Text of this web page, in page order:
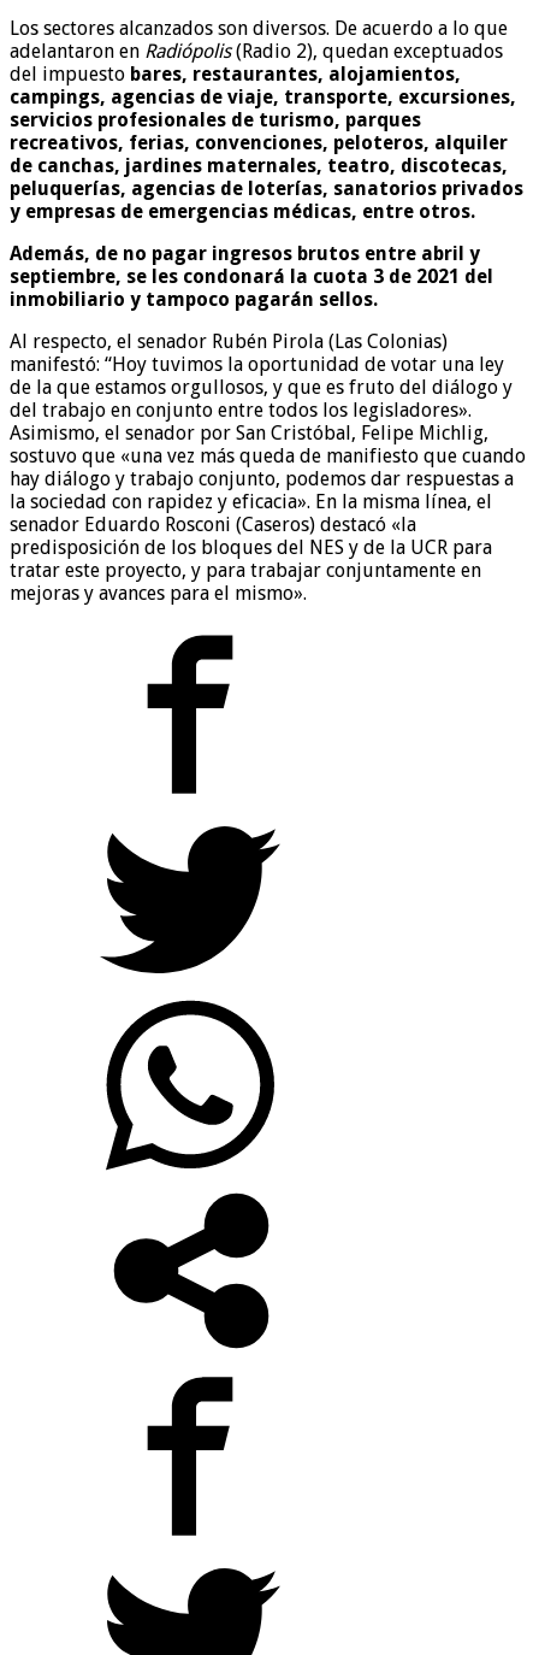
Los sectores alcanzados son diversos. De acuerdo a lo que
adelantaron en Radiópolis(Radio 2), quedan exceptuados
del impuesto bares, restaurantes, alojamientos,
campings, agencias de viaje, transporte, excursiones,
servicios profesionales de turismo, parques
recreativos, ferias, convenciones, peloteros, alquiler
de canchas, jardines maternales, teatro, discotecas,
peluquerías, agencias de loterías, sanatorios privados
y empresas de emergencias médicas, entre otros.
Además, de no pagar ingresos brutos entre abril y
septiembre, se les condonará la cuota 3 de 2021 del
inmobiliario y tampoco pagarán sellos.
Al respecto, el senador Rubén Pirola (Las Colonias)
manifestó: “Hoy tuvimos la oportunidad de votar una ley
de la que estamos orgullosos, y que es fruto del diálogo y
del trabajo en conjunto entre todos los legisladores».
Asimismo, el senador por San Cristóbal, Felipe Michlig,
sostuvo que «una vez más queda de manifiesto que cuando
hay diálogo y trabajo conjunto, podemos dar respuestas a
la sociedad con rapidez y eficacia». En la misma línea, el
senador Eduardo Rosconi (Caseros) destacó «la
predisposición de los bloques del NES y de la UCR para
tratar este proyecto, y para trabajar conjuntamente en
mejoras y avances para el mismo».